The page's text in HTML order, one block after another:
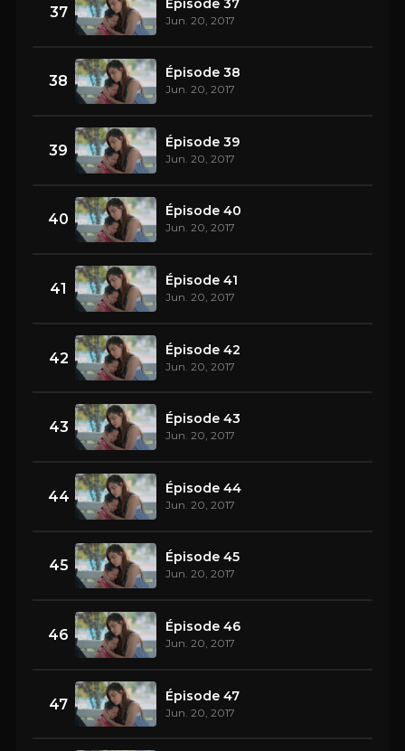
37 Épisode 37
Jun. 20, 2017
38 Épisode 38
Jun. 20, 2017
39 Épisode 39
Jun. 20, 2017
40 Épisode 40
Jun. 20, 2017
41 Épisode 41
Jun. 20, 2017
42 Épisode 42
Jun. 20, 2017
43 Épisode 43
Jun. 20, 2017
44 Épisode 44
Jun. 20, 2017
45 Épisode 45
Jun. 20, 2017
46 Épisode 46
Jun. 20, 2017
47 Épisode 47
Jun. 20, 2017